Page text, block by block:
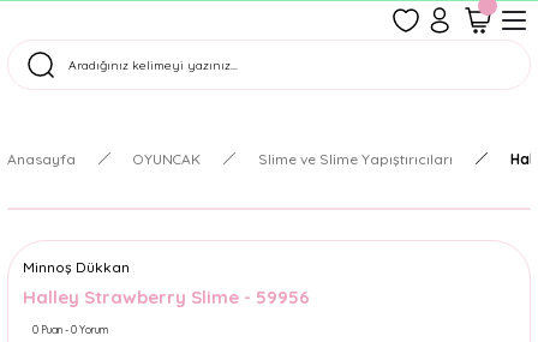
Tüm Siparişler Aynı Gün Kargoda!
Anasayfa OYUNCAK Slime ve Slime Yapıştırıcıları
Minnoş Dükkan
Halley Strawberry Slime - 59956
0 Puan - 0 Yorum